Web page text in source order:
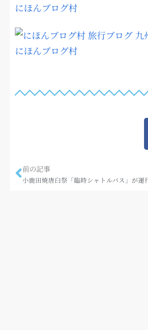
にほんブログ村
にほんブログ村
前の記事
小鹿田焼唐臼祭「臨時シャトルバス」が運